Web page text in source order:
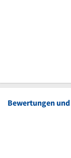
Bewertungen